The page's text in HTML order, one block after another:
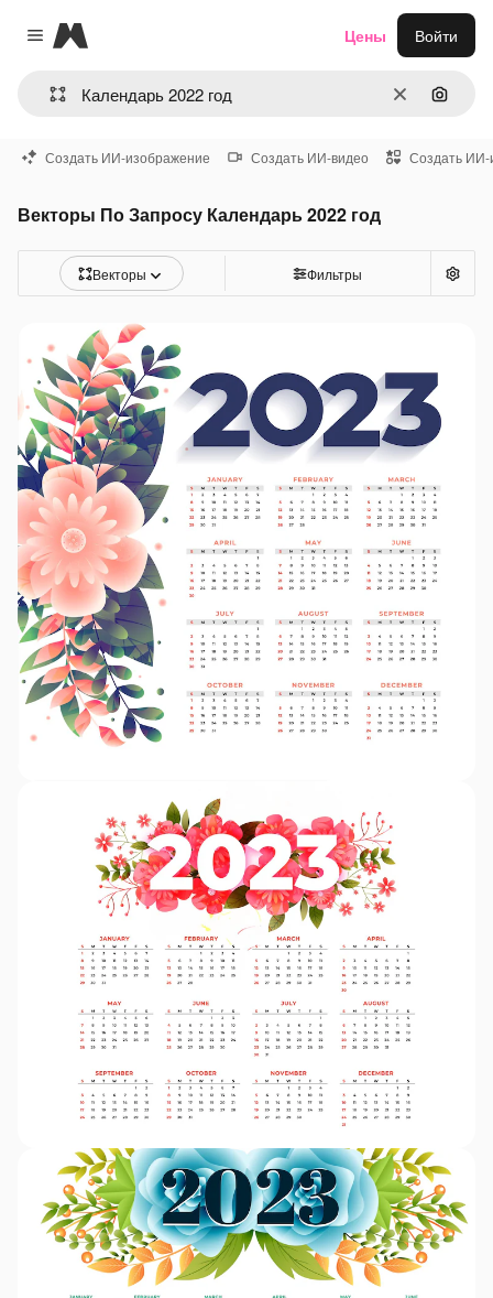
Close menu
Magnific
ОчиститьПоиск
Цены Войти
Создать ИИ-изображение Создать ИИ-видео Создать ИИ-
Векторы По Запросу Календарь 2022 год
Векторы Фильтры